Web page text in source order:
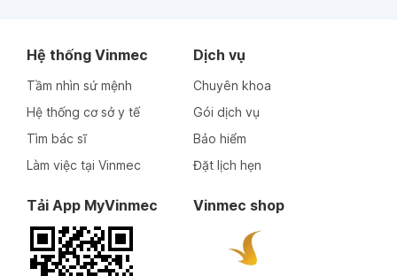
Hệ thống Vinmec
Tầm nhìn sứ mệnh
Hệ thống cơ sở y tế
Tìm bác sĩ
Làm việc tại Vinmec
Dịch vụ
Chuyên khoa
Gói dịch vụ
Bảo hiểm
Đặt lịch hẹn
Tải App MyVinmec Vinmec shop